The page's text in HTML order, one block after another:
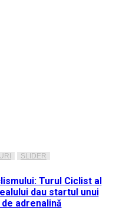
SLIDER
Turul Ciclist al
dau startul unui
adrenalină